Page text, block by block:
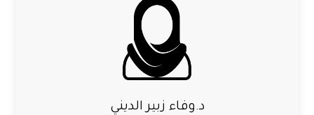
د.وفاء زبير الديني